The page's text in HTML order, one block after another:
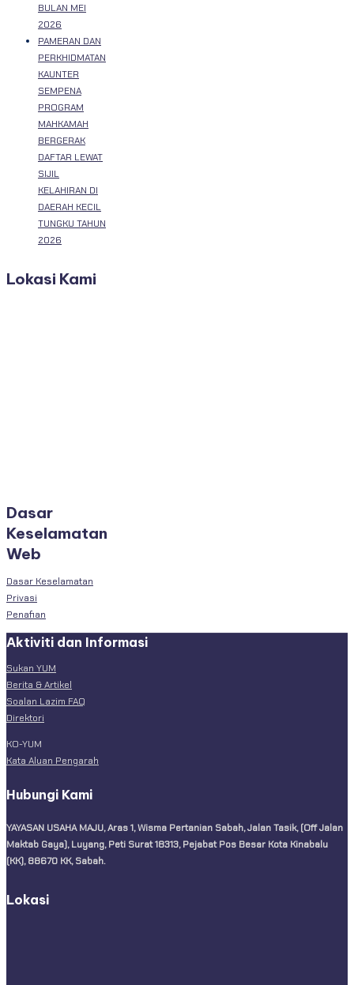
BULAN MEI
2026
PAMERAN DAN
PERKHIDMATAN
KAUNTER
SEMPENA
PROGRAM
MAHKAMAH
BERGERAK
DAFTAR LEWAT
SIJIL
KELAHIRAN DI
DAERAH KECIL
TUNGKU TAHUN
2026
Lokasi Kami
Dasar
Keselamatan
Web
Dasar Keselamatan
Privasi
Penafian
Aktiviti dan Informasi
Sukan YUM
Berita & Artikel
Soalan Lazim FAQ
Direktori
KO-YUM
Kata Aluan Pengarah
Hubungi Kami
YAYASAN USAHA MAJU, Aras 1, Wisma Pertanian Sabah, Jalan Tasik, (Off Jalan
Maktab Gaya), Luyang, Peti Surat 18313, Pejabat Pos Besar Kota Kinabalu
(KK), 88670 KK, Sabah.
Lokasi